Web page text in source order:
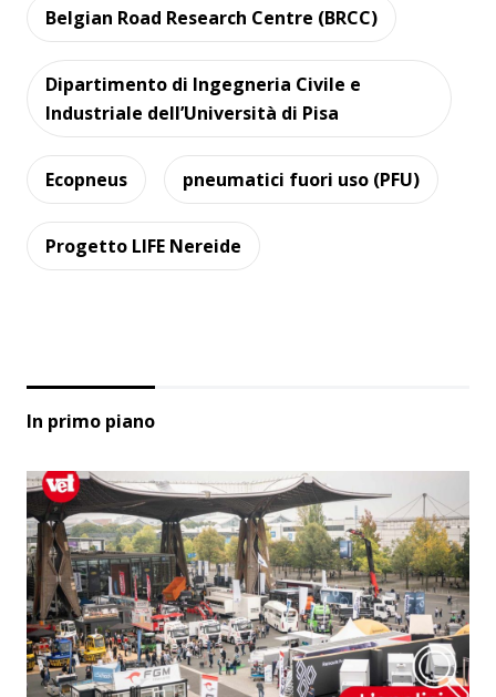
Belgian Road Research Centre (BRCC)
Dipartimento di Ingegneria Civile e
Industriale dell’Università di Pisa
Ecopneus pneumatici fuori uso (PFU)
Progetto LIFE Nereide
In primo piano